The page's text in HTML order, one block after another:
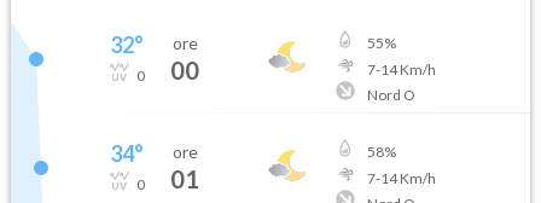
32°
0
ore
00
55%
7-14Km/h
Nord O
34°
0
ore
01
58%
7-14Km/h